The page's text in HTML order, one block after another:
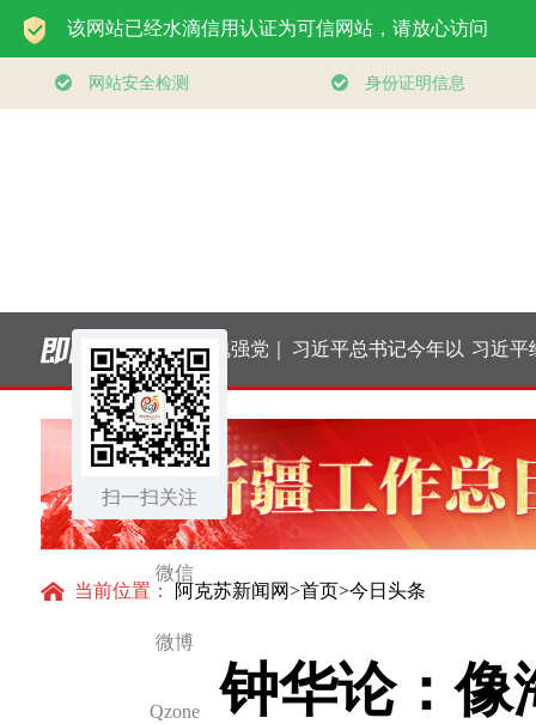
扫一扫关注
微信
微博
Qzone
学习新语·铸魂强党｜
持之以恒推进全面从
严治党
习近平总书记今年以
来治国理政纪实丨砥
砺初心使命 把党建设
习近平经济思想
中国经济高质量
行稳致远
当前位置： 阿克苏新闻网>首页>今日头条
钟华论：像